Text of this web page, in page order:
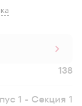
138
1 - Секция 1